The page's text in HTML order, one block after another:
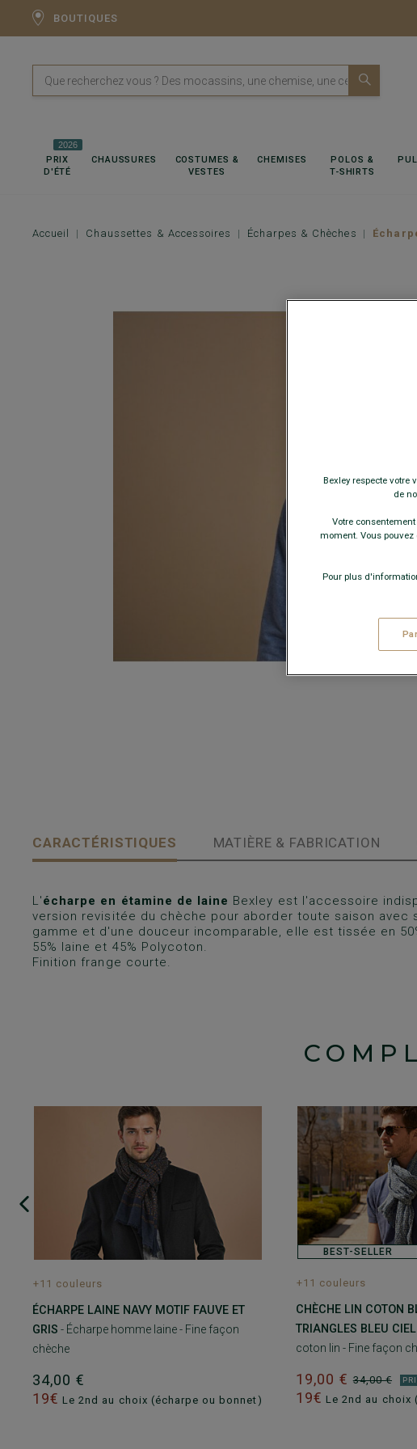
BOUTIQUES
PRIX
D'ÉTÉ
2026
CHAUSSURES
COSTUMES &
VESTES
CHEMISES
POLOS &
T-SHIRTS
Accueil Chaussettes & Accessoires Écharpes & Chèches
CARACTÉRISTIQUES MATIÈRE & FABRICATION
L'écharpe en étamine de laine Bexley est l'accessoire
version revisitée du chèche pour aborder toute saison avec
gamme et d'une douceur incomparable, elle est tissée en
55% laine et 45% Polycoton.
Finition frange courte.
+11 couleurs
ÉCHARPE LAINE NAVY MOTIF FAUVE ET
GRIS - Écharpe homme laine - Fine façon
chèche
34,00 €
19€ Le 2nd au choix (écharpe ou bonnet)
BEST-SELLER
+11 couleurs
CHÈCHE LIN COTON
TRIANGLES BLEU CIEL
coton lin - Fine façon
34,00 €
19,00 €
19€ Le 2nd au choix
Bexley respecte votre
de
Votre
moment. Vous pouvez
Pour plus